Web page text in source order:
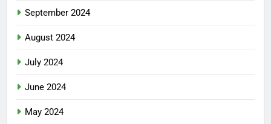
September 2024
August 2024
July 2024
June 2024
May 2024